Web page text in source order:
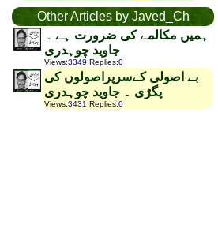
Other Articles by Javed_Ch
ہمیں مکالمے کی ضرورت ہے ۔
جاوید چوہدری
Views:3349 Replies:0
بے اصولی کےسرپراصولوں کی
پگڑی ۔ جاوید چوہدری
Views:3431 Replies:0